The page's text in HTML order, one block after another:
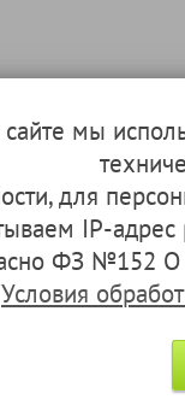
мы
для
IP-
ФЗ №152 О
Условия